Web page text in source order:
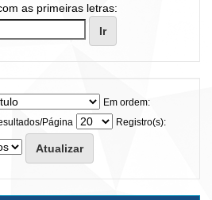
as primeiras letras:
Em ordem:
Página
Registro(s):